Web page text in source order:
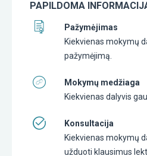
PAPILDOMA
Pažymėjimas
Kiekvienas mokymų
pažymėjimą.
Mokymų medžiaga
Kiekvienas dalyvis
Konsultacija
Kiekvienas mokymų
užduoti klausimus